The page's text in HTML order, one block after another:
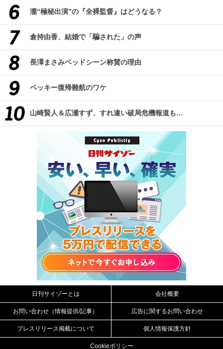
瀧“極秘出演”の『全裸監督』はどうなる？
倉持由香、結婚で「騙された」の声
長澤まさみベッドシーン称賛の理由
ベッキー復帰難航のワケ
山崎賢人＆広瀬すず、すれ違い破局危機報道も…
日刊サイゾーとは 会社概要
お問い合わせ（情報提供/記事） 広告に関するお問い合わせ
プレスリリース掲載について 個人情報保護方針
Cookieポリシー